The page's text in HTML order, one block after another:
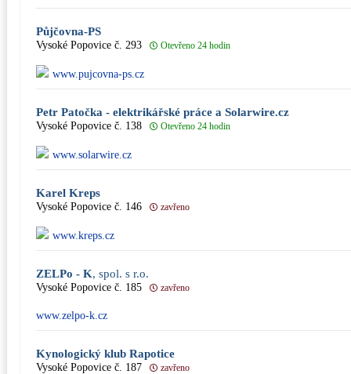
Půjčovna-PS
Vysoké Popovice č. 293 Otevřeno 24 hodin
www.pujcovna-ps.cz
Petr Patočka - elektrikářské práce a Solarwire.cz
Vysoké Popovice č. 138 Otevřeno 24 hodin
www.solarwire.cz
Karel Kreps
Vysoké Popovice č. 146 zavřeno
www.kreps.cz
ZELPo - K, spol. s r.o.
Vysoké Popovice č. 185 zavřeno
www.zelpo-k.cz
Kynologický klub Rapotice
Vysoké Popovice č. 187 zavřeno